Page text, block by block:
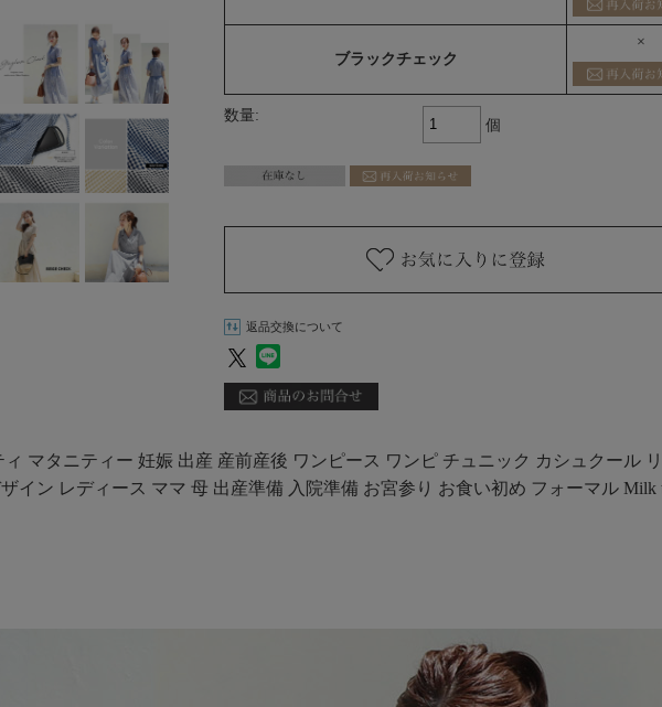
ブラックチェック
×
数量:
個
返品交換について
マタニティー 妊娠 出産 産前産後 ワンピース ワンピ チュニック カシュクール
イン レディース ママ 母 出産準備 入院準備 お宮参り お食い初め フォーマル Milk